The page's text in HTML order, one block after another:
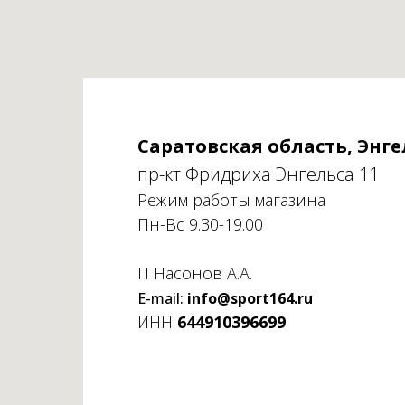
Саратовская область,
пр-кт Фридриха Энгельса 11
Режим работы магазина
Пн-Вс 9.30-19.00
П Насонов А.А.
E-mail: info@sport164.ru
ИНН 644910396699